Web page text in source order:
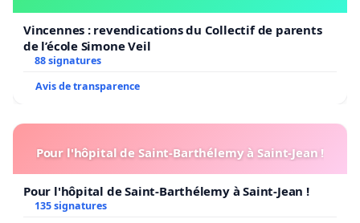
Vincennes : revendications du Collectif de parents
de l’école Simone Veil
88 signatures
Avis de transparence
Pour l'hôpital de Saint-Barthélemy à Saint-Jean !
Pour l'hôpital de Saint-Barthélemy à Saint-Jean !
135 signatures